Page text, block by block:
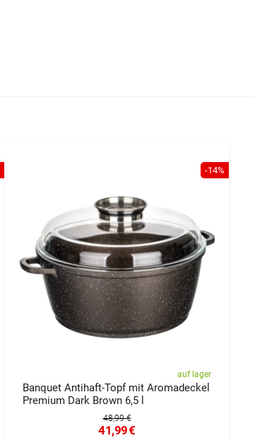
-14%
auf lager
Banquet Antihaft-Topf mit Aromadeckel
Premium Dark Brown 6,5 l
48,99 €
41,99€